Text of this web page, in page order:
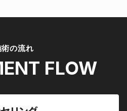
術の流れ
FLOW